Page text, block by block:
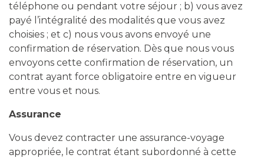
téléphone ou pendant votre séjour ; b) vous avez
payé l’intégralité des modalités que vous avez
choisies ; et c) nous vous avons envoyé une
confirmation de réservation. Dès que nous vous
envoyons cette confirmation de réservation, un
contrat ayant force obligatoire entre en vigueur
entre vous et nous.
Assurance
Vous devez contracter une assurance-voyage
appropriée, le contrat étant subordonné à cette